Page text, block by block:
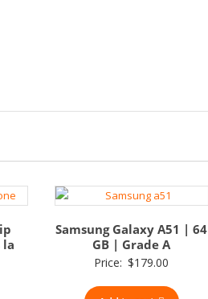
la
Samsung Galaxy A51 | 64
GB | Grade A
Price: $179.00